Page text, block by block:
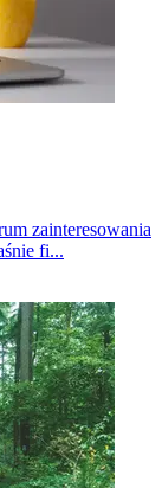
zainteresowania
fi...